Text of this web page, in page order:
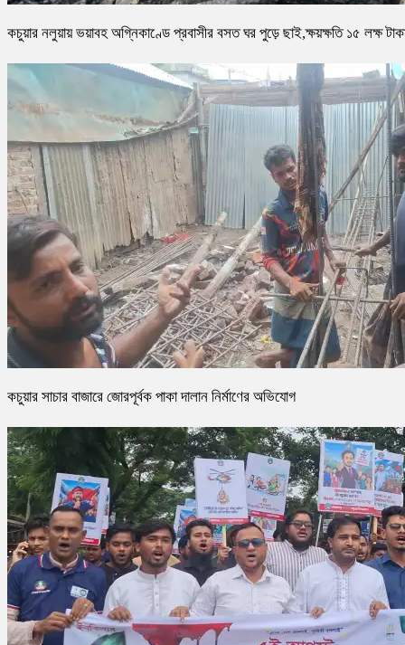
কচুয়ার নলুয়ায় ভয়াবহ অগ্নিকাণ্ডে প্রবাসীর বসত ঘর পুড়ে ছাই,ক্ষয়ক্ষতি ১৫ লক্ষ
কচুয়ার সাচার বাজারে জোরপূর্বক পাকা দালান নির্মাণের অভিযোগ